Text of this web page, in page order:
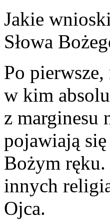
Jakie
Słowa
Po
w kim
z marginesu
pojawiają
Bożym
innych
Ojca.